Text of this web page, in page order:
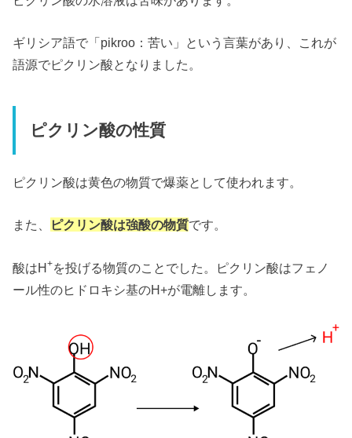
ギリシア語で「pikroo：苦い」という言葉があり、これが
語源でピクリン酸となりました。
ピクリン酸の性質
ピクリン酸は黄色の物質で爆薬として使われます。
また、 ピクリン酸は強酸の物質です。
酸はH+を投げる物質のことでした。ピクリン酸はフェノ
ール性のヒドロキシ基のH+が電離します。